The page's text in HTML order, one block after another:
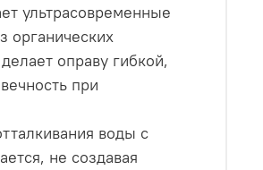
ультрасовременные
органических
оправу гибкой,
при
воды с
не создавая